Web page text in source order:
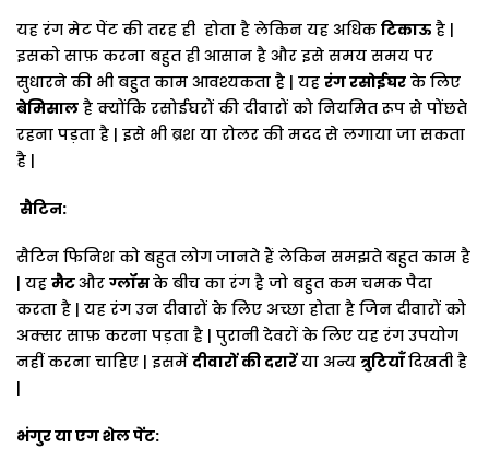
यह रंग मेट पेंट की तरह ही होता है लेकिन यह अधिक टिकाऊ है |
इसको साफ़ करना बहुत ही आसान है और इसे समय समय पर
सुधारने की भी बहुत काम आवश्यकता है | यह रंगरसोईघर के लिए
बेमिसाल है क्योंकि रसोईघरों की दीवारों को नियमित रूप से पोंछते
रहना पड़ता है | इसे भी ब्रश या रोलर की मदद से लगाया जा सकता
है |
सैटिन:
सैटिन फिनिश को बहुत लोग जानते हैं लेकिन समझते बहुत काम है
| यह मैटऔर ग्लॉसके बीच का रंग है जो बहुत कम चमक पैदा
करता है | यह रंग उन दीवारों के लिए अच्छा होता है जिन दीवारों को
अक्सर साफ़ करना पड़ता है | पुरानी देवरों के लिए यह रंग उपयोग
नहीं करना चाहिए | इसमें दीवारोंकीदरारें या अन्य त्रुटियाँदिखती है
|
भंगुरयाएगशेलपेंट: